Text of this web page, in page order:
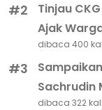
#2
Tinjau
Ajak
dibaca 400
#3
Sachrudin
dibaca 322 kali